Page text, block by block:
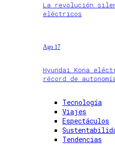
La revolución
eléctricos
Ago 17
Hyundai Kona
récord de
Tecnología
Viajes
Espectáculos
Tendencias